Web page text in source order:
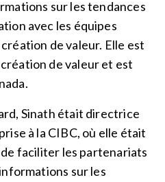
sur les tendances
avec les équipes
de valeur. Elle est
de valeur et est
Sinath était directrice
à la CIBC, où elle était
faciliter les partenariats
sur les